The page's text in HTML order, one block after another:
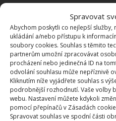
Spravovat
Abychom poskytli co nejlepší služby,
ukládání a/nebo přístupu k
soubory cookies. Souhlas s těmito
partnerům umožní zpracovávat
procházení nebo jedinečná ID na
odvolání souhlasu může nepříznivě
Kliknutím níže vyjádřete souhlas s
podrobnější rozhodnutí. Vaše volby
webu. Nastavení můžete kdykoli
pomocí přepínačů v Zásadách
Spravovat souhlas ve spodní části
připadá v úvahu polský
městech Levice, Nové
zástupců společnosti
není naplánovaná žádná
přímo v České republice.